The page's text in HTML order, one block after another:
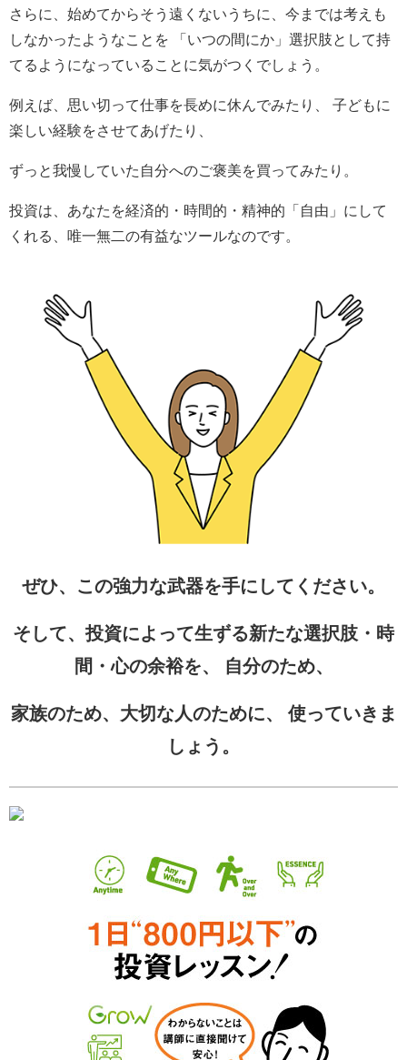
さらに、始めてからそう遠くないうちに、今までは考えも
しなかったようなことを 「いつの間にか」選択肢として持
てるようになっていることに気がつくでしょう。
例えば、思い切って仕事を長めに休んでみたり、 子どもに
楽しい経験をさせてあげたり、
ずっと我慢していた自分へのご褒美を買ってみたり。
投資は、あなたを経済的・時間的・精神的「自由」にして
くれる、唯一無二の有益なツールなのです。
ぜひ、この強力な武器を手にしてください。
そして、投資によって生ずる新たな選択肢・時
間・心の余裕を、 自分のため、
家族のため、大切な人のために、 使っていきま
しょう。